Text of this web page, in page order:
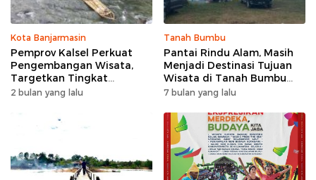
Kota Banjarmasin
Pemprov Kalsel Perkuat
Pengembangan Wisata,
Targetkan Tingkat
Kunjungan Naik 5 Persen di
2 bulan yang lalu
Tanah Bumbu
Pantai Rindu Alam, Masih
Menjadi Destinasi Tujuan
Wisata di Tanah Bumbu
dengan Rindangnya Pohon
7 bulan yang lalu